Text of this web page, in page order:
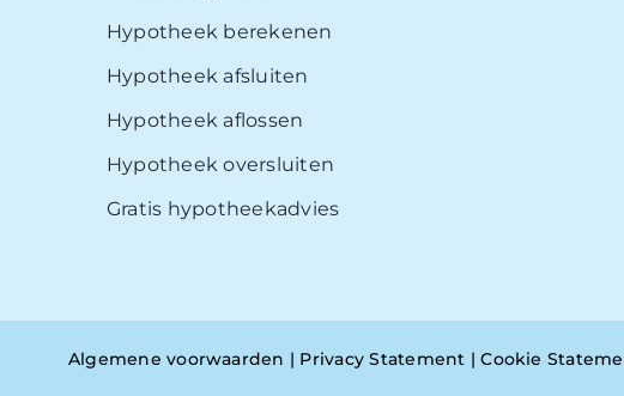
Hypotheek berekenen
Hypotheek afsluiten
Hypotheek aflossen
Hypotheek oversluiten
Gratis hypotheekadvies
Algemene voorwaarden | Privacy Statement |Cookie